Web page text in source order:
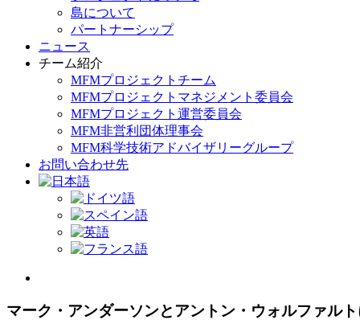
島について
パートナーシップ
ニュース
チーム紹介
MFMプロジェクトチーム
MFMプロジェクトマネジメント委員会
MFMプロジェクト運営委員会
MFM非営利団体理事会
MFM科学技術アドバイザリーグループ
お問い合わせ先
Image
マーク・アンダーソンとアントン・ウォルファル